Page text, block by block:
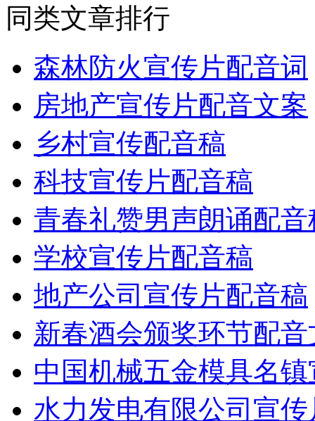
同类文章排行
森林防火宣传片配音词
房地产宣传片配音文案
乡村宣传配音稿
科技宣传片配音稿
青春礼赞男声朗诵配音
学校宣传片配音稿
地产公司宣传片配音稿
新春酒会颁奖环节配音
中国机械五金模具名
水力发电有限公司宣传